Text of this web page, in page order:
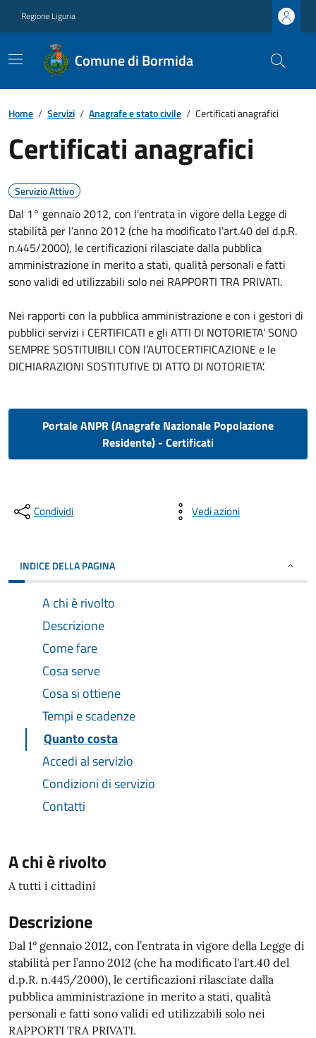
Regione Liguria
Comune di Bormida
Home / Servizi / Anagrafe e stato civile / Certificati anagrafici
Certificati anagrafici
Servizio Attivo
Dal 1° gennaio 2012, con l’entrata in vigore della Legge di
stabilità per l’anno 2012 (che ha modificato l'art.40 del d.p.R.
n.445/2000), le certificazioni rilasciate dalla pubblica
amministrazione in merito a stati, qualità personali e fatti
sono validi ed utilizzabili solo nei RAPPORTI TRA PRIVATI.
Nei rapporti con la pubblica amministrazione e con i gestori di
pubblici servizi i CERTIFICATI e gli ATTI DI NOTORIETA’ SONO
SEMPRE SOSTITUIBILI CON l’AUTOCERTIFICAZIONE e le
DICHIARAZIONI SOSTITUTIVE DI ATTO DI NOTORIETA’.
Portale ANPR (Anagrafe Nazionale Popolazione
Residente) - Certificati
Condividi Vedi azioni
INDICE DELLA PAGINA
A chi è rivolto
Descrizione
Come fare
Cosa serve
Cosa si ottiene
Tempi e scadenze
Quanto costa
Accedi al servizio
Condizioni di servizio
Contatti
A chi è rivolto
A tutti i cittadini
Descrizione
Dal 1° gennaio 2012, con l’entrata in vigore della Legge di
stabilità per l’anno 2012 (che ha modificato l'art.40 del
d.p.R. n.445/2000), le certificazioni rilasciate dalla
pubblica amministrazione in merito a stati, qualità
personali e fatti sono validi ed utilizzabili solo nei
RAPPORTI TRA PRIVATI.